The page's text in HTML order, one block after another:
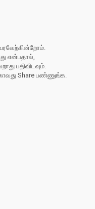
என்பதால்,
பதிவிடவும்.
Share பண்ணுங்க.